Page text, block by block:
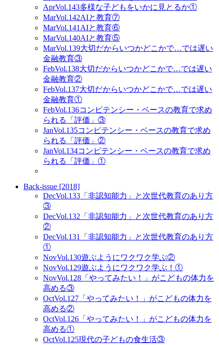
AprVol.143多様な子どもをいかに見とるか①
MarVol.142AIと教育⑦
MarVol.141 AIと教育⑥
MarVol.140AIと教育⑤
MarVol.139大切だからいつかどこかで…では遅い
金融教育③
FebVol.138大切だからいつかどこかで…では遅い
金融教育②
FebVol.137大切だからいつかどこかで…では遅い
金融教育①
FebVol.136コンピテンシー・ベースの教育で求め
られる「評価」③
JanVol.135コンピテンシー・ベースの教育で求め
られる「評価」②
JanVol.134コンピテンシー・ベースの教育で求め
られる「評価」①
Back-issue [2018]
DecVol.133 「非認知能力」と次世代教育のあり方
③
DecVol.132 「非認知能力」と次世代教育のあり方
②
DecVol.131
「非認知能力」と次世代教育のあり方
①
NovVol.130遊ぶようにワクワク学ぶ②
NovVol.129遊ぶようにワクワク学ぶ！①
NovVol.128 「やってみたい！」がこどもの体力を
高める③
OctVol.127 「やってみたい！」がこどもの体力を
高める②
OctVol.126 「やってみたい！」がこどもの体力を
高める①
OctVol.125現代の子どもの食生活③